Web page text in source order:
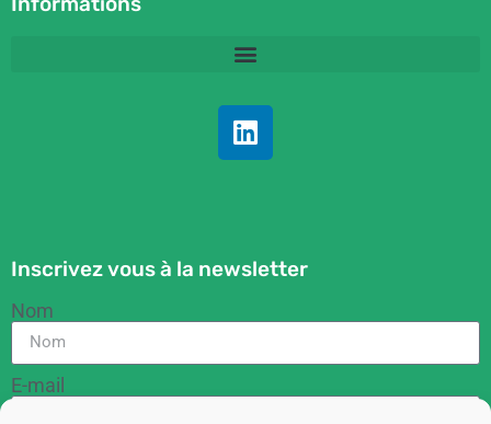
Inscrivez vous à la newsletter
Nom
E-mail